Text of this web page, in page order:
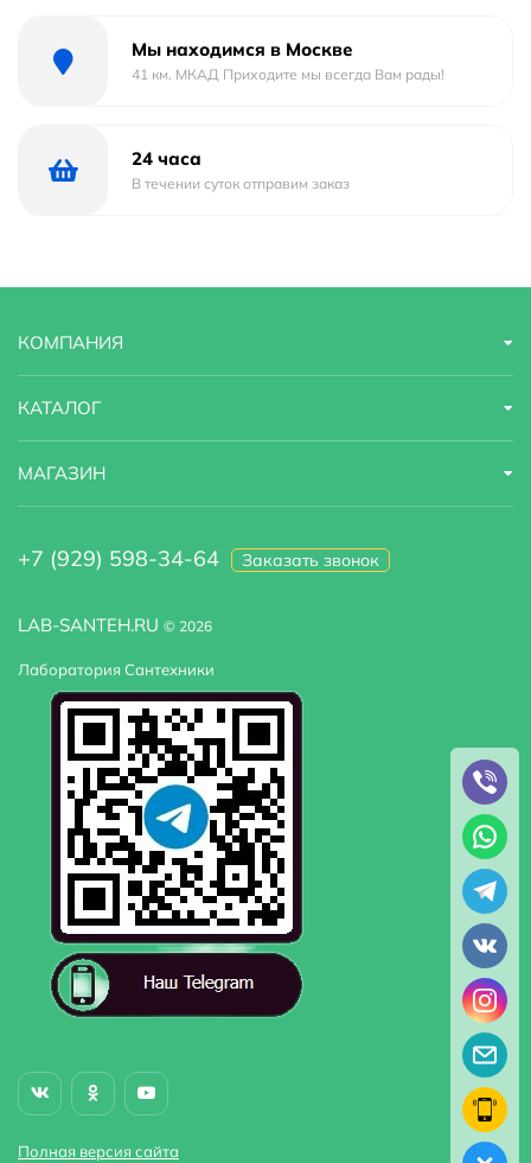
Мы находимся в Москве
41 км. МКАД Приходите мы всегда Вам рады!
24 часа
В течении суток отправим заказ
LAB-SANTEH.RU © 2026
Лаборатория Сантехники
Полная версия сайта
КОМПАНИЯ
КАТАЛОГ
МАГАЗИН
+7 (929) 598-34-64 Заказать звонок